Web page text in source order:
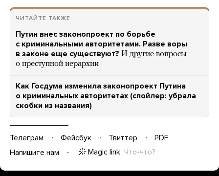
ЧИТАЙТЕ ТАКЖЕ
Путин внес законопроект по борьбе
с криминальными авторитетами. Разве воры
в законе еще существуют? И другие вопросы
о преступной иерархии
Как Госдума изменила законопроект Путина
о криминальных авторитетах (спойлер: убрала
скобки из названия)
Телеграм Фейсбук Твиттер
PDF
Напишите нам
Magic link Что-что?